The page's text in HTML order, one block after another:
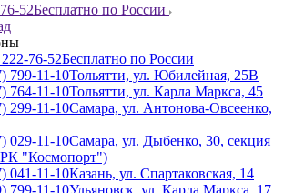
52Бесплатно по России
76-52Бесплатно по России
799-11-10Тольятти, ул. Юбилейная, 25В
764-11-10Тольятти, ул. Карла Маркса, 45
299-11-10Самара, ул. Антонова-Овсеенко,
029-11-10Самара, ул. Дыбенко, 30, секция
"Космопорт")
041-11-10Казань, ул. Спартаковская, 14
799-11-10Ульяновск, ул. Карла Маркса, 17